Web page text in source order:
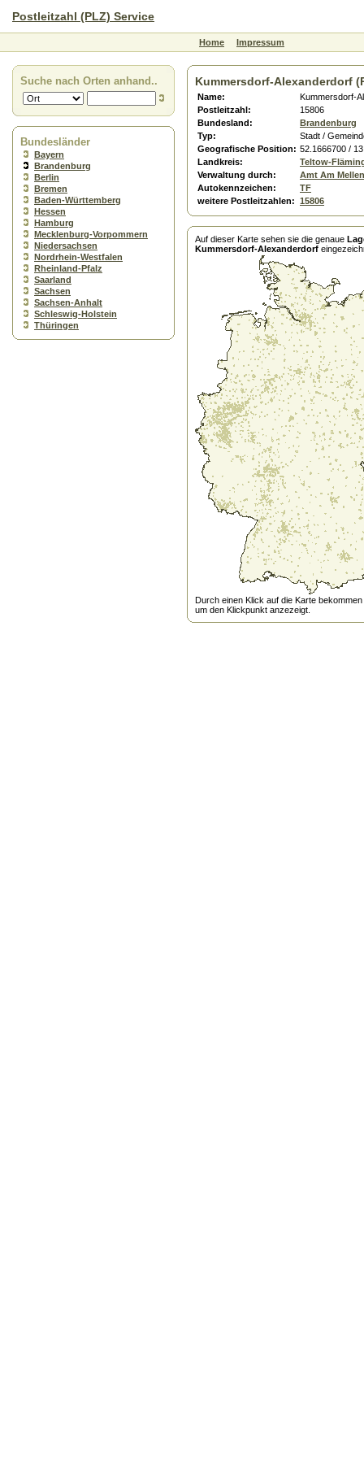
Postleitzahl (PLZ) Service
Home Impressum
Suche nach Orten anhand..
Bundesländer
Bayern
Brandenburg
Berlin
Bremen
Baden-Württemberg
Hessen
Hamburg
Mecklenburg-Vorpommern
Niedersachsen
Nordrhein-Westfalen
Rheinland-Pfalz
Saarland
Sachsen
Sachsen-Anhalt
Schleswig-Holstein
Thüringen
Kummersdorf-Alexanderdorf
Name:
Kummersdorf-
Postleitzahl:
15806
Bundesland:
Brandenburg
Typ:
Stadt /
Geografische Position: 52.1666700 /
Landkreis:
Teltow-
Verwaltung durch:
Amt Am
Autokennzeichen:
TF
weitere Postleitzahlen: 15806
Auf dieser Karte sehen sie die genaue
Kummersdorf-Alexanderdorf
Durch einen Klick auf die Karte
um den Klickpunkt anzezeigt.